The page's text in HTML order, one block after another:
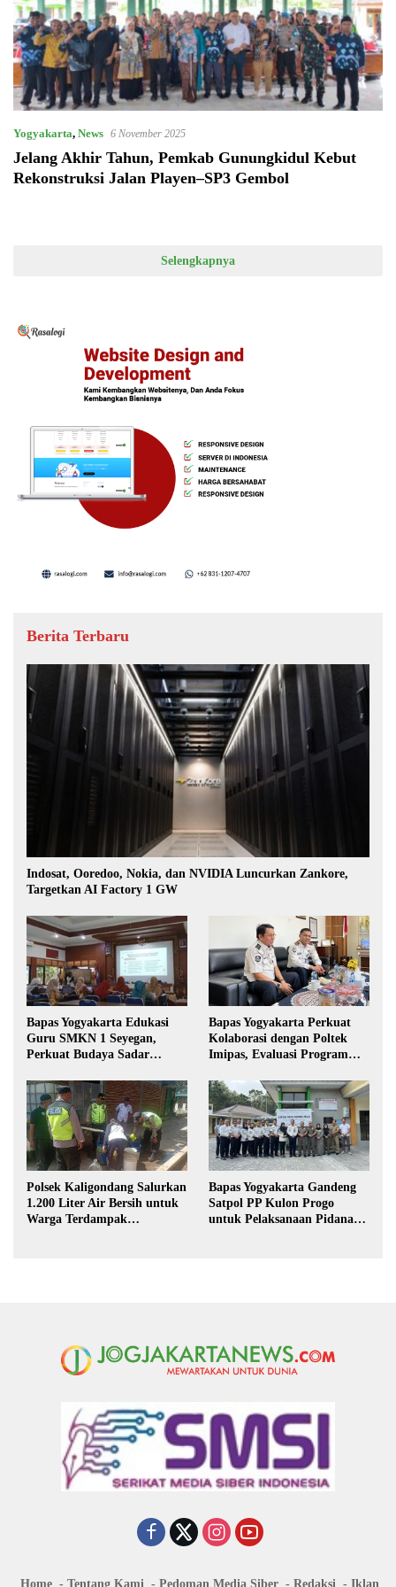
Yogyakarta, News 6 November 2025
Jelang Akhir Tahun, Pemkab Gunungkidul Kebut
Rekonstruksi Jalan Playen–SP3 Gembol
Selengkapnya
Berita Terbaru
Indosat, Ooredoo, Nokia, dan NVIDIA Luncurkan Zankore,
Targetkan AI Factory 1 GW
Bapas Yogyakarta Edukasi
Guru SMKN 1 Seyegan,
Perkuat Budaya Sadar
Bapas Yogyakarta Perkuat
Kolaborasi dengan Poltek
Imipas, Evaluasi Program
Polsek Kaligondang Salurkan
1.200 Liter Air Bersih untuk
Warga Terdampak
Bapas Yogyakarta Gandeng
Satpol PP Kulon Progo
untuk Pelaksanaan Pidana
Home Tentang Kami Pedoman Media Siber Redaksi Iklan